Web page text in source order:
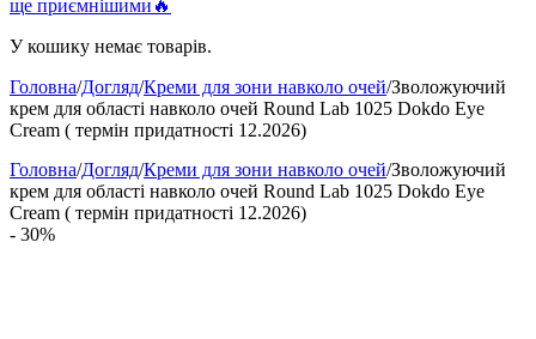
ще приємнішими🔥
У кошику немає товарів.
Головна/Догляд/Креми для зони навколо очей/Зволожуючий
крем для області навколо очей Round Lab 1025 Dokdo Eye
Cream ( термін придатності 12.2026)
Головна/Догляд/Креми для зони навколо очей/Зволожуючий
крем для області навколо очей Round Lab 1025 Dokdo Eye
Cream ( термін придатності 12.2026)
- 30%